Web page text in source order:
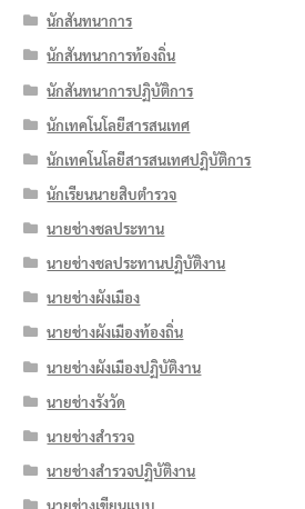
นักสันทนาการ
นักสันทนาการท้องถิ่น
นักสันทนาการปฏิบัติการ
นักเทคโนโลยีสารสนเทศ
นักเทคโนโลยีสารสนเทศปฏิบัติการ
นักเรียนนายสิบตำรวจ
นายช่างชลประทาน
นายช่างชลประทานปฏิบัติงาน
นายช่างผังเมือง
นายช่างผังเมืองท้องถิ่น
นายช่างผังเมืองปฏิบัติงาน
นายช่างรังวัด
นายช่างสำรวจ
นายช่างสำรวจปฏิบัติงาน
นายช่างเขียนแบบ